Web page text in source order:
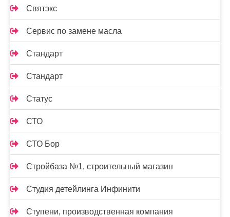
Святэкс
Сервис по замене масла
Стандарт
Стандарт
Статус
СТО
СТО Бор
Стройбаза №1, строительный магазин
Студия детейлинга Инфинити
Ступени, производственная компания